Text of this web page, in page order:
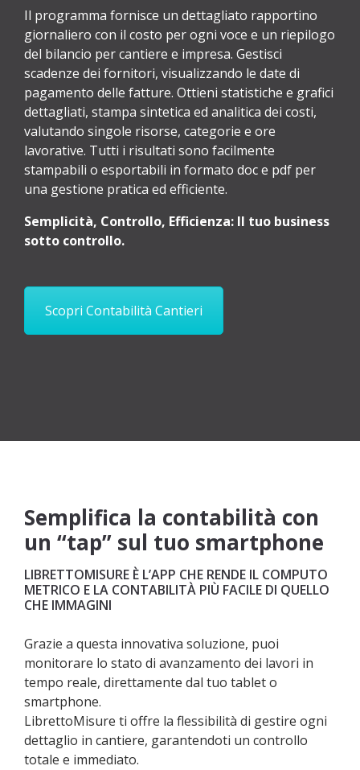
Il programma fornisce un dettagliato rapportino
giornaliero con il costo per ogni voce e un riepilogo
del bilancio per cantiere e impresa. Gestisci
scadenze dei fornitori, visualizzando le date di
pagamento delle fatture. Ottieni statistiche e grafici
dettagliati, stampa sintetica ed analitica dei costi,
valutando singole risorse, categorie e ore
lavorative. Tutti i risultati sono facilmente
stampabili o esportabili in formato doc e pdf per
una gestione pratica ed efficiente.
Semplicità, Controllo, Efficienza: Il tuo business
sotto controllo.
Scopri Contabilità Cantieri
Semplifica la contabilità con
un “tap” sul tuo smartphone
LIBRETTOMISURE È L’APP CHE RENDE IL COMPUTO
METRICO E LA CONTABILITÀ PIÙ FACILE DI QUELLO
CHE IMMAGINI
Grazie a questa innovativa soluzione, puoi
monitorare lo stato di avanzamento dei lavori in
tempo reale, direttamente dal tuo tablet o
smartphone.
LibrettoMisure ti offre la flessibilità di gestire ogni
dettaglio in cantiere, garantendoti un controllo
totale e immediato.